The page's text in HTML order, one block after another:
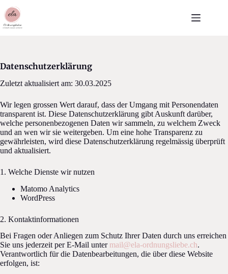
to
content
Datenschutzerklärung
Zuletzt aktualisiert am: 30.03.2025
Wir legen grossen Wert darauf, dass der Umgang mit Personendaten
transparent ist. Diese Datenschutzerklärung gibt Auskunft darüber,
welche personenbezogenen Daten wir sammeln, zu welchem Zweck
und an wen wir sie weitergeben. Um eine hohe Transparenz zu
gewährleisten, wird diese Datenschutzerklärung regelmässig überprüft
und aktualisiert.
1. Welche Dienste wir nutzen
Matomo Analytics
WordPress
2. Kontaktinformationen
Bei Fragen oder Anliegen zum Schutz Ihrer Daten durch uns erreichen
Sie uns jederzeit per E-Mail unter mail@ela-ordnungsliebe.ch.
Verantwortlich für die Datenbearbeitungen, die über diese Website
erfolgen, ist: